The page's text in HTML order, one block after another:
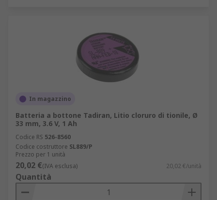
In magazzino
Batteria a bottone Tadiran, Litio cloruro di tionile, Ø
33 mm, 3.6 V, 1 Ah
Codice RS 526-8560
Codice costruttore SL889/P
Prezzo per 1 unità
20,02 €(IVA esclusa) 20,02 €/unità
Quantità